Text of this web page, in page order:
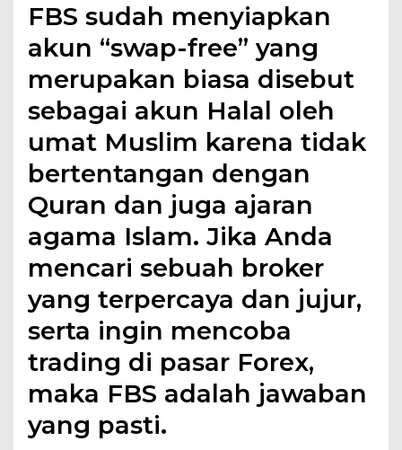
FBS sudah menyiapkan
akun “swap-free” yang
merupakan biasa disebut
sebagai akun Halal oleh
umat Muslim karena tidak
bertentangan dengan
Quran dan juga ajaran
agama Islam. Jika Anda
mencari sebuah broker
yang terpercaya dan jujur,
serta ingin mencoba
trading di pasar Forex,
maka FBS adalah jawaban
yang pasti.